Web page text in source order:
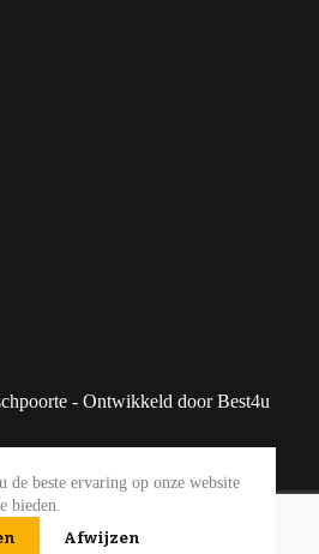
de beste ervaring op onze website
bieden.
Afwijzen
- Ontwikkeld door Best4u